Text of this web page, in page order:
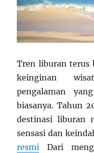
Tren liburan terus
keinginan
pengalaman
biasanya. Tahun
destinasi liburan
sensasi dan
resmi Dari